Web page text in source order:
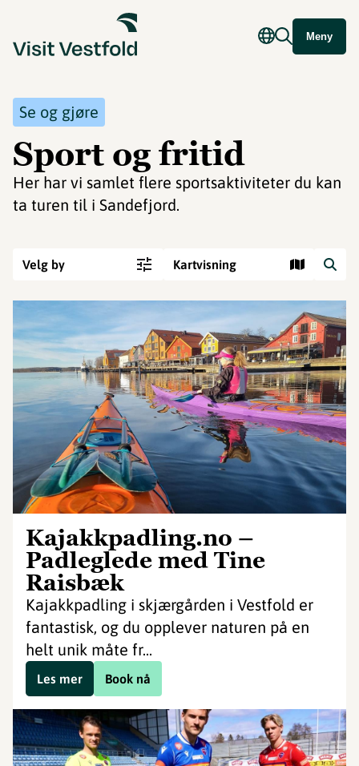
Meny
Se og gjøre
Sport og fritid
Her har vi samlet flere sportsaktiviteter du kan
ta turen til i Sandefjord.
Velg by Kartvisning
Kajakkpadling.no –
Padleglede med Tine
Raisbæk
Kajakkpadling i skjærgården i Vestfold er
fantastisk, og du opplever naturen på en
helt unik måte fr...
Book nå
Les mer